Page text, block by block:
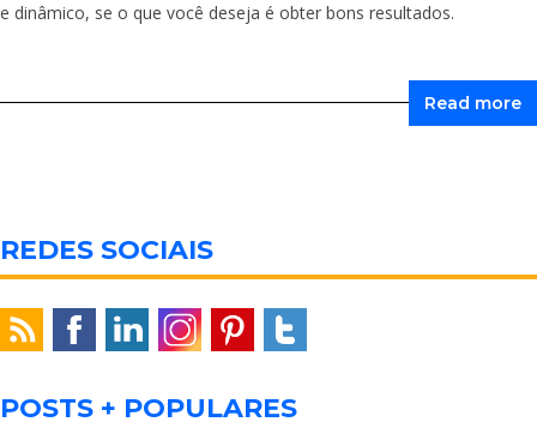
e dinâmico, se o que você deseja é obter bons resultados.
Read more
REDES SOCIAIS
POSTS + POPULARES